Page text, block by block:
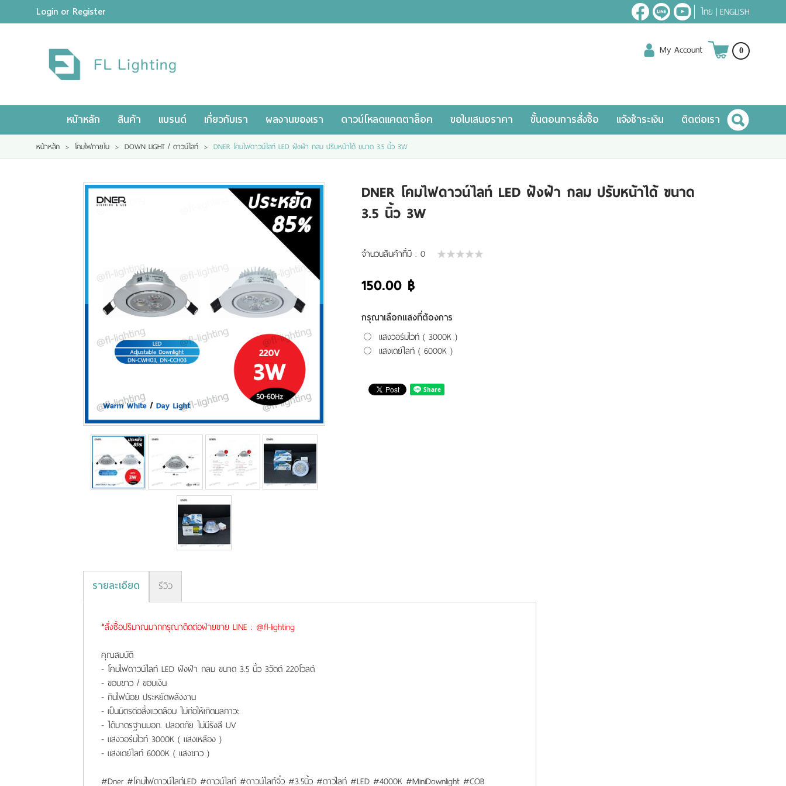
ไทย |ENGLISH
หน้าหลัก สินค้า
แบรนด์
ขอใบเสนอราคา
Login or Register ไทย |ENGLISH
My Account 0
หน้าหลัก สินค้า แบรนด์ เกี่ยวกับเรา ผลงานของเรา ดาวน์โหลดแคตตาล็อค ขอใบเสนอราคา ขั้นตอนการสั่งซื้อ แจ้งชำระเงิน ติดต่อเรา
หน้าหลัก > โคมไฟภายใน > DOWN LIGHT / ดาวน์ไลท์ > DNER โคมไฟดาวน์ไลท์ LED ฝังฝ้า กลม ปรับหน้าได้ ขนาด 3.5 นิ้ว 3W
DNER โคมไฟดาวน์ไลท์ LED ฝังฝ้า กลม ปรับหน้าได้ ขนาด
3.5 นิ้ว 3W
จำนวนสินค้าที่มี : 0
150.00 ฿
กรุณาเลือกแสงที่ต้องการ
แสงวอร์มไวท์ ( 3000K )
แสงเดย์ไลท์ ( 6000K )
รายละเอียด รีวิว
*สั่งซื้อปริมาณมากกรุณาติดต่อฝ่ายขาย LINE : @fl-lighting
คุณสมบัติ
- โคมไฟดาวน์ไลท์ LED ฝังฝ้า กลม ขนาด 3.5 นิ้ว 3วัตต์ 220โวลต์
- ขอบขาว / ขอบเงิน
- กินไฟน้อย ประหยัดพลังงาน
- เป็นมิตรต่อสิ่งแวดล้อม ไม่ก่อให้เกิดมลภาวะ
- ได้มาตรฐานมอก. ปลอดภัย ไม่มีรังสี UV
- แสงวอร์มไวท์ 3000K ( แสงเหลือง )
- แสงเดย์ไลท์ 6000K ( แสงขาว )
#Dner #โคมไฟดาวน์ไลท์LED #ดาวน์ไลท์ #ดาวน์ไลท์จิ๋ว #3.5นิ้ว #ดาวไลท์ #LED #4000K #MiniDownlight #COB